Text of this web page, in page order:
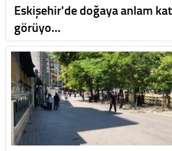
Eskişehir'de doğaya anlam
görüyo…